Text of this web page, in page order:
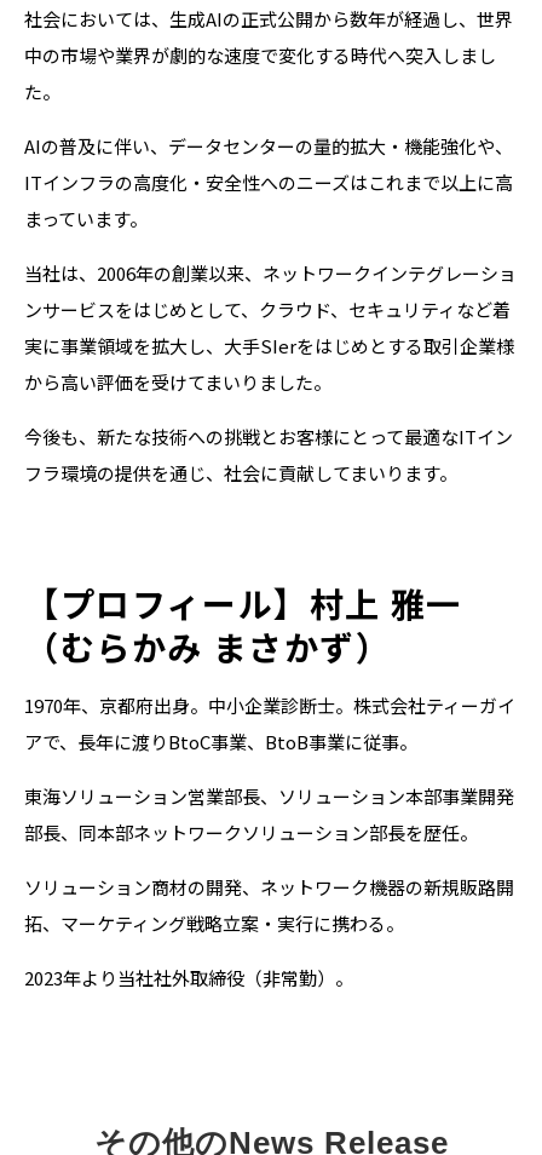
社会においては、生成AIの正式公開から数年が経過し、世界
中の市場や業界が劇的な速度で変化する時代へ突入しまし
た。
AIの普及に伴い、データセンターの量的拡大・機能強化や、
ITインフラの高度化・安全性へのニーズはこれまで以上に高
まっています。
当社は、2006年の創業以来、ネットワークインテグレーショ
ンサービスをはじめとして、クラウド、セキュリティなど着
実に事業領域を拡大し、大手SIerをはじめとする取引企業様
から高い評価を受けてまいりました。
今後も、新たな技術への挑戦とお客様にとって最適なITイン
フラ環境の提供を通じ、社会に貢献してまいります。
【プロフィール】村上 雅一
（むらかみ まさかず）
1970年、京都府出身。中小企業診断士。株式会社ティーガイ
アで、長年に渡りBtoC事業、BtoB事業に従事。
東海ソリューション営業部長、ソリューション本部事業開発
部長、同本部ネットワークソリューション部長を歴任。
ソリューション商材の開発、ネットワーク機器の新規販路開
拓、マーケティング戦略立案・実行に携わる。
2023年より当社社外取締役（非常勤）。
その他のNews Release